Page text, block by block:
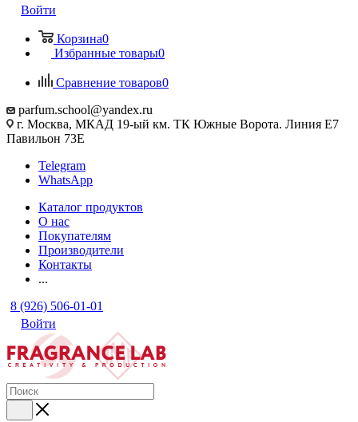
Войти
Корзина0
Избранные товары0
Сравнение товаров0
parfum.school@yandex.ru
г. Москва, МКАД 19-ый км. ТК Южные Ворота. Линия Е7
Павильон 73Е
Telegram
WhatsApp
Каталог продуктов
О нас
Покупателям
Производители
Контакты
...
8 (926) 506-01-01
Войти